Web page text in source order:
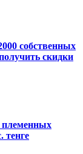
собственных
скидки
племенных
тенге